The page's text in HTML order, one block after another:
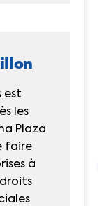
est
les
Plaza
faire
à